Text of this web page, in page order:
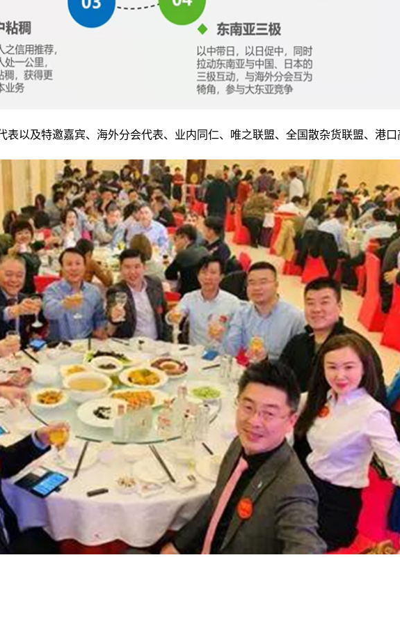
表以及特邀嘉宾、海外分会代表、业内同仁、唯之联盟、全国散杂货联盟、港